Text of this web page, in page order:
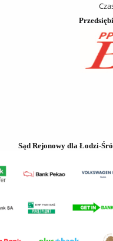
Sąd Rejonowy dla Łodzi-